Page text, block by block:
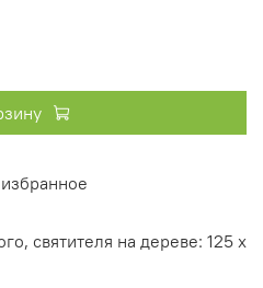
святителя на дереве: 125 х